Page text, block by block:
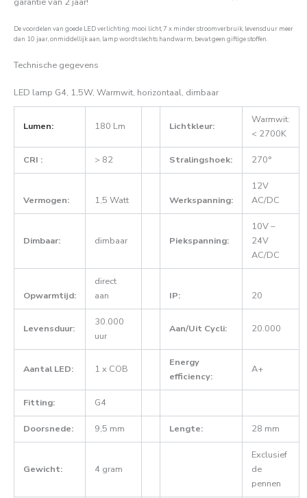
De voordelen van goede LED verlichting: mooi licht, 7 x minder stroomverbruik, levensduur meer
dan 10 jaar, onmiddellijk aan, lamp wordt slechts handwarm, bevat geen giftige stoffen.
Technische gegevens
LED lamp G4, 1,5W, Warmwit, horizontaal, dimbaar
Lumen: 180 Lm Lichtkleur:
Warmwit:
< 2700K
CRI : > 82 Stralingshoek: 270°
Vermogen: 1,5 Watt Werkspanning:
12V
AC/DC
Dimbaar: dimbaar Piekspanning:
10V –
24V
AC/DC
Opwarmtijd:
direct
aan
IP: 20
Levensduur:
30.000
uur
Aan/Uit Cycli: 20.000
Aantal LED: 1 x COB
Energy
efficiency:
A+
Fitting: G4
Doorsnede: 9,5 mm Lengte: 28 mm
Gewicht: 4 gram
Exclusief
de
pennen